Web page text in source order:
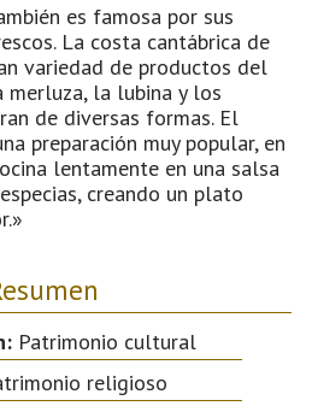
es famosa por sus
La costa cantábrica de
variedad de productos del
la lubina y los
de diversas formas. El
preparación muy popular, en
lentamente en una salsa
creando un plato
Patrimonio cultural
religioso